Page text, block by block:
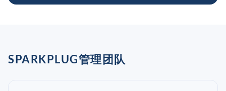
SPARKPLUG管理团队